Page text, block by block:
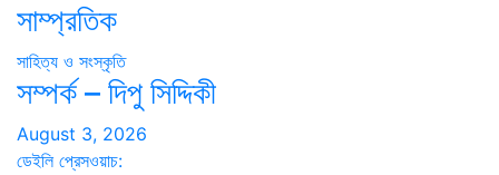
সাম্প্রতিক
সাহিত্য ও সংস্কৃতি
সম্পর্ক – দিপু সিদ্দিকী
August 3, 2026
ডেইলি প্রেসওয়াচ: